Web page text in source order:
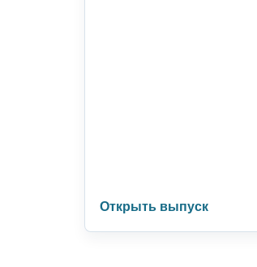
Открыть выпуск